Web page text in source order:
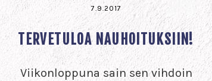
7.9.2017
TERVETULOA NAUHOITUKSIIN!
Viikonloppuna sain sen vihdoin